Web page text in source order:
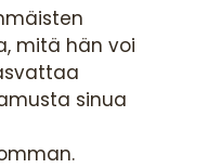
mitä hän voi
sinua